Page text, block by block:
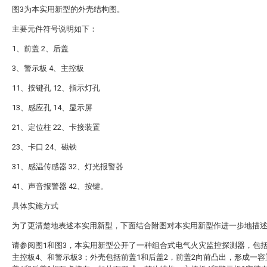
图3为本实用新型的外壳结构图。
主要元件符号说明如下：
1、前盖 2、后盖
3、警示板 4、主控板
11、按键孔 12、指示灯孔
13、感应孔 14、显示屏
21、定位柱 22、卡接装置
23、卡口 24、磁铁
31、感温传感器 32、灯光报警器
41、声音报警器 42、按键。
具体实施方式
为了更清楚地表述本实用新型，下面结合附图对本实用新型作进一步地描述
请参阅图1和图3，本实用新型公开了一种组合式电气火灾监控探测器，包括
主控板4、和警示板3；外壳包括前盖1和后盖2，前盖2向前凸出，形成一